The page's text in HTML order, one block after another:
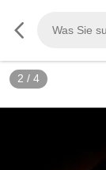
2 / 4